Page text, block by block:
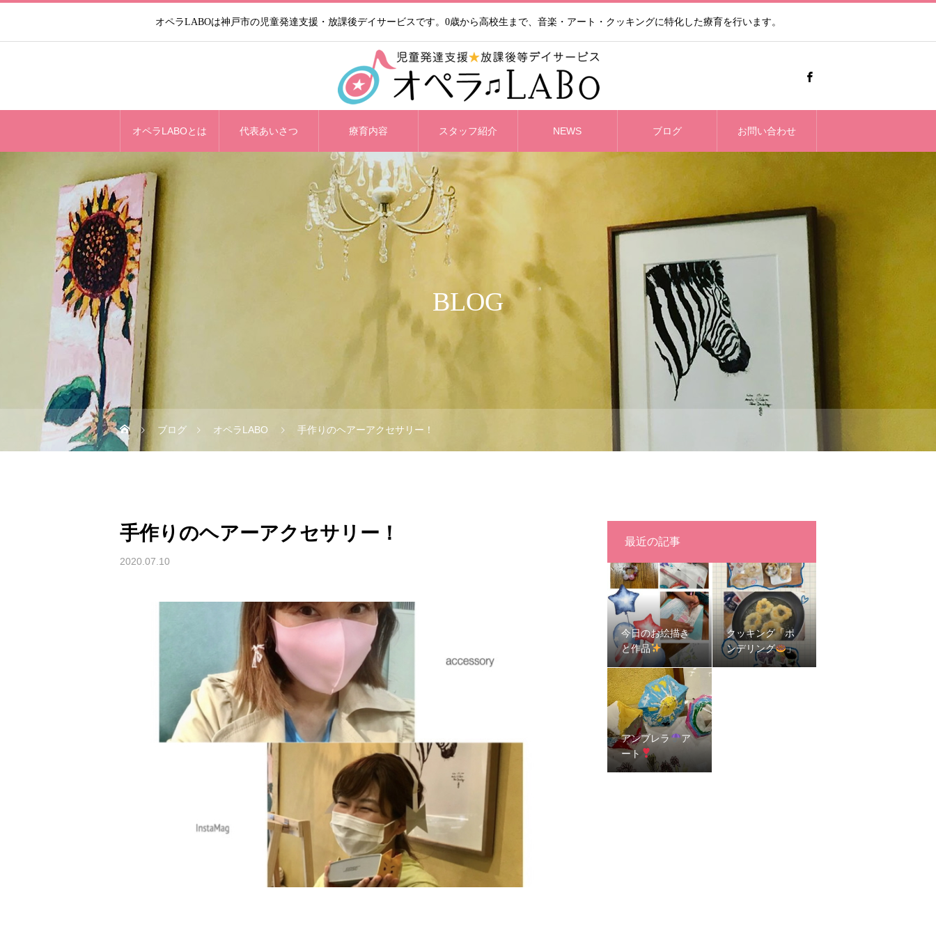
オペラLABOは神戸市の児童発達支援・放課後デイサービスです。0歳から高校生まで、音楽・アート・クッキングに特化した療育を行います。
オペラLABOとは 代表あいさつ 療育内容 スタッフ紹介 NEWS ブログ お問い合わせ
BLOG
ブログ オペラLABO 手作りのヘアーアクセサリー！
手作りのヘアーアクセサリー！
2020.07.10
最近の記事
今日のお絵描き
と作品
クッキング「ポ
ンデリング
」
アンブレラ
ア
ート